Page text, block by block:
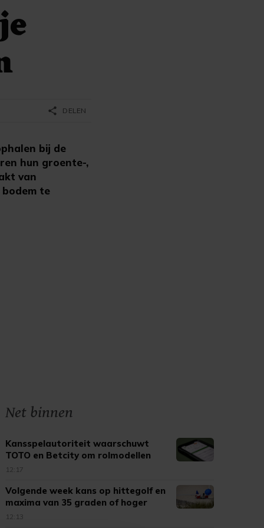
bij de
hun groente-,
van
te
share DELEN
Net binnen
Kansspelautoriteit waarschuwt
TOTO en Betcity om rolmodellen
12:17
Volgende week kans op hittegolf en
maxima van 35 graden of hoger
12:13